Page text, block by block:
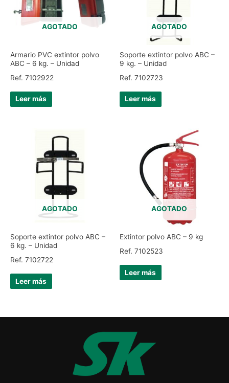
AGOTADO
Armario PVC extintor polvo
ABC – 6 kg. – Unidad
Ref. 7102922
Leer más
AGOTADO
Soporte extintor polvo ABC –
9 kg. – Unidad
Ref. 7102723
Leer más
AGOTADO
Soporte extintor polvo ABC –
6 kg. – Unidad
Ref. 7102722
Leer más
AGOTADO
Extintor polvo ABC – 9 kg
Ref. 7102523
Leer más